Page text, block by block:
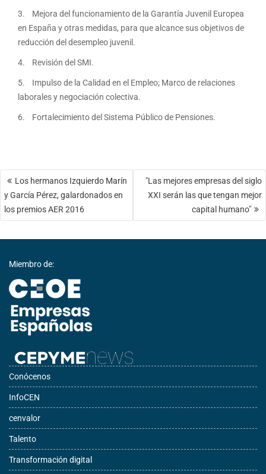
3. Mejora del funcionamiento de la Garantía Juvenil Europea
en España y otras medidas, para que alcance sus objetivos de
reducción del desempleo juvenil.
4. Revisión del SMI.
5. Impulso de la Calidad en el Empleo; Marco de relaciones
laborales y negociación colectiva.
6. Fortalecimiento del Sistema Público de Pensiones.
Navegación
de
entradas
Los hermanos Izquierdo Marín
y García Pérez, galardonados en
los premios AER 2016
"Las mejores empresas del siglo
XXI serán las que tengan mejor
capital humano"
Miembro de:
Conócenos
InfoCEN
cenvalor
Talento
Transformación digital